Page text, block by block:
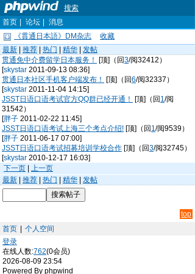
搜索
首页
论坛
消息
《貫通日本語》DM杂志
收藏
最新
推荐 热门 精华
发帖
贯通免中介费留学日本服务！
[顶]（回3/阅32412）
[skystar 2011-09-13 08:36]
贯通日本社区手机客户端发布！
[顶]（回6/阅32337）
[skystar 2011-11-04 14:15]
JSST日语口语考试官方QQ群已经开通！
[顶]（回 1/阅
31542）
[胖子 2011-02-22 11:45]
JSST日语口语考试上海三个考点介绍! [顶]（回 1/阅9539）
[胖子 2011-06-17 07:00]
JSST日语口语考试招募培训学校合作 [顶]（回3/阅32745）
[skystar 2010-12-17 16:03]
下一页
上一页
最新
推荐 热门 精华 发帖
top
首页
个人空间
登录
在线人数:762(0会员)
2026-08-09 23:54
Powered By phpwind